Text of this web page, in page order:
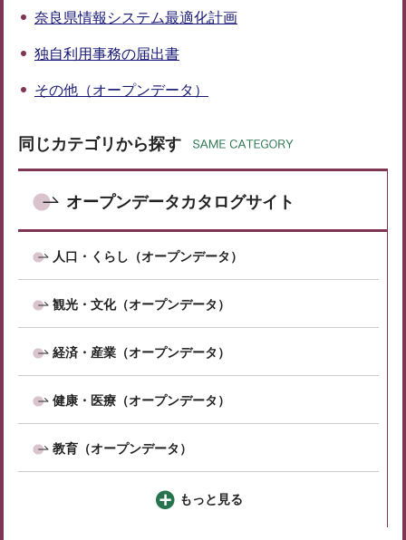
奈良県情報システム最適化計画
独自利用事務の届出書
その他（オープンデータ）
同じカテゴリから探す
オープンデータカタログサイト
人口・くらし（オープンデータ）
観光・文化（オープンデータ）
経済・産業（オープンデータ）
健康・医療（オープンデータ）
教育（オープンデータ）
もっと見る